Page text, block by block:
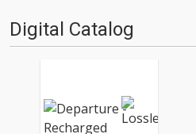
Digital Catalog